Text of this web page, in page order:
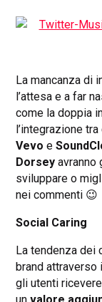
La mancanza di
l’attesa e a far
come la doppia
l’integrazione
Vevo e
Dorsey
sviluppare o
nei commenti 😉
Social Caring
La tendenza dei
brand
gli utenti